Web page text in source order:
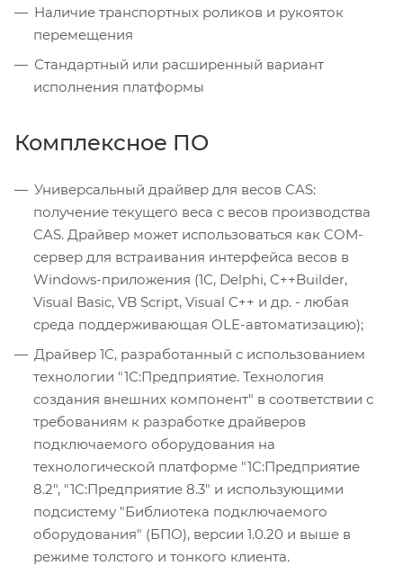
Наличие транспортных роликов и рукояток
перемещения
Стандартный или расширенный вариант
исполнения платформы
Комплексное ПО
Универсальный драйвер для весов CAS:
получение текущего веса с весов производства
CAS. Драйвер может использоваться как COM-
сервер для встраивания интерфейса весов в
Windows-приложения (1С, Delphi, C++Builder,
Visual Basic, VB Script, Visual C++ и др. - любая
среда поддерживающая OLE-автоматизацию);
Драйвер 1С, разработанный с использованием
технологии "1С:Предприятие. Технология
создания внешних компонент" в соответствии с
требованиям к разработке драйверов
подключаемого оборудования на
технологической платформе "1С:Предприятие
8.2", "1С:Предприятие 8.3" и использующими
подсистему "Библиотека подключаемого
оборудования" (БПО), версии 1.0.20 и выше в
режиме толстого и тонкого клиента.